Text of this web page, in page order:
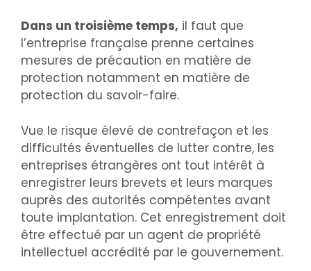
Dans un troisième temps, il faut que
l’entreprise française prenne certaines
mesures de précaution en matière de
protection notamment en matière de
protection du savoir-faire.
Vue le risque élevé de contrefaçon et les
difficultés éventuelles de lutter contre, les
entreprises étrangères ont tout intérêt à
enregistrer leurs brevets et leurs marques
auprès des autorités compétentes avant
toute implantation. Cet enregistrement doit
être effectué par un agent de propriété
intellectuel accrédité par le gouvernement.